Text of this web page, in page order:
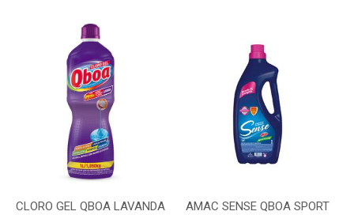
CLORO GEL QBOA LAVANDA
AMAC SENSE QBOA SPORT